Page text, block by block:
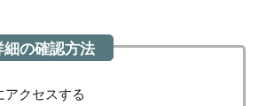
クセスする